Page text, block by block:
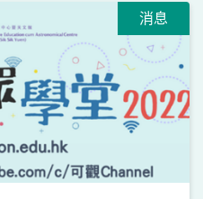
消息